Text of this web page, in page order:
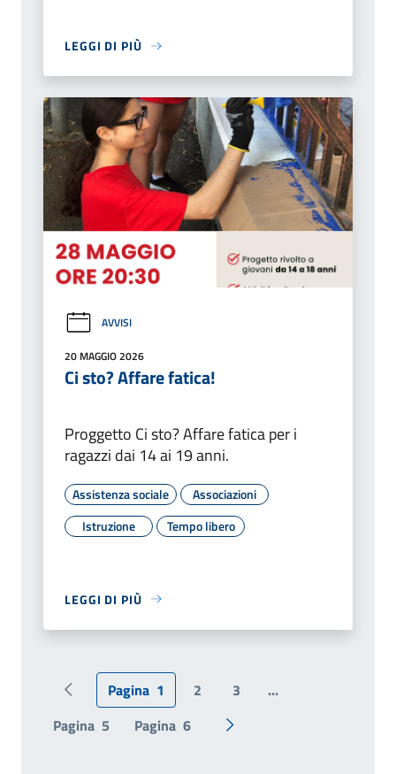
LEGGI DI PIÙ
AVVISI
20 MAGGIO 2026
Ci sto? Affare fatica!
Proggetto Ci sto? Affare fatica per i
ragazzi dai 14 ai 19 anni.
Assistenza sociale
Associazioni
Istruzione
Tempo libero
LEGGI DI PIÙ
Pagina precedente
Pagina 1 2 3
...
Pagina 5 Pagina 6 Pagina successiva